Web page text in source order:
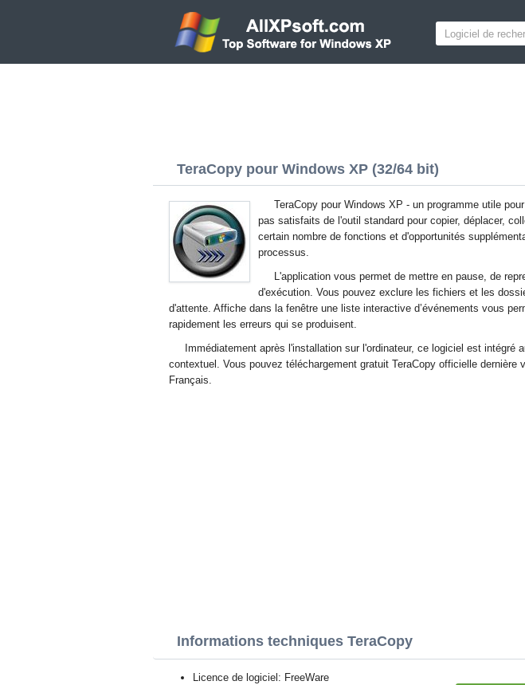
TeraCopy pour Windows XP (32/64 bit)
TeraCopy pour Windows XP - un programme utile
pas satisfaits de l'outil standard pour copier, déplacer,
certain nombre de fonctions et d'opportunités
processus.
L'application vous permet de mettre en pause, de
d'exécution. Vous pouvez exclure les fichiers et les
d'attente. Affiche dans la fenêtre une liste interactive d’événements vous
rapidement les erreurs qui se produisent.
Immédiatement après l'installation sur l'ordinateur, ce logiciel est intégré
contextuel. Vous pouvez téléchargement gratuit TeraCopy officielle dernière
Français.
Informations techniques TeraCopy
Licence de logiciel: FreeWare